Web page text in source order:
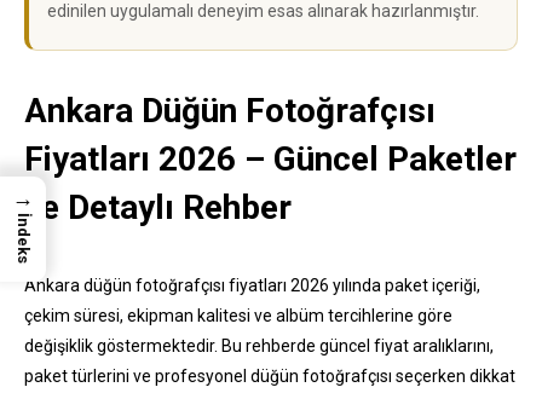
edinilen uygulamalı deneyim esas alınarak hazırlanmıştır.
Ankara Düğün Fotoğrafçısı
Fiyatları 2026 – Güncel Paketler
ve Detaylı Rehber
Ankara düğün fotoğrafçısı fiyatları 2026 yılında paket içeriği,
çekim süresi, ekipman kalitesi ve albüm tercihlerine göre
değişiklik göstermektedir. Bu rehberde güncel fiyat aralıklarını,
paket türlerini ve profesyonel düğün fotoğrafçısı seçerken dikkat
→
İndeks